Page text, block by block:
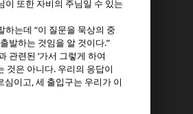
이 또한 자비의 주님일 수 있는
하는데 “이 질문을 묵상의 중
발하는 것임을 알 것이다.”
관련된 ‘가서 그렇게 하여
것은 아니다. 우리의 응답이
심이고, 세 출입구는 우리가 이